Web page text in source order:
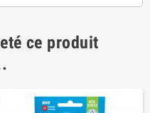
ce produit